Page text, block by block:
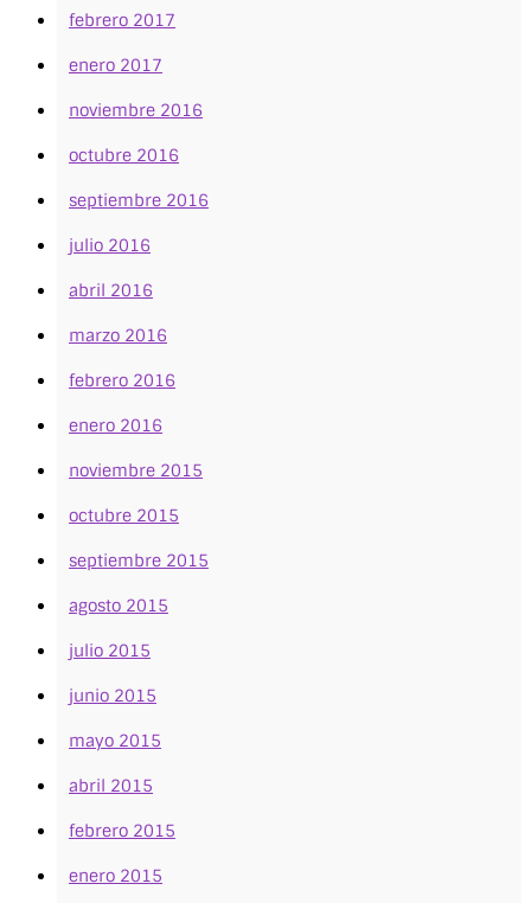
febrero 2017
enero 2017
noviembre 2016
octubre 2016
septiembre 2016
julio 2016
abril 2016
marzo 2016
febrero 2016
enero 2016
noviembre 2015
octubre 2015
septiembre 2015
agosto 2015
julio 2015
junio 2015
mayo 2015
abril 2015
febrero 2015
enero 2015